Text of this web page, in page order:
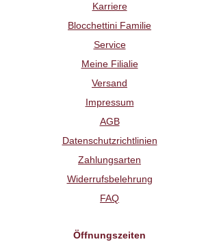
Karriere
Blocchettini Familie
Service
Meine Filialie
Versand
Impressum
AGB
Datenschutzrichtlinien
Zahlungsarten
Widerrufsbelehrung
FAQ
Öffnungszeiten